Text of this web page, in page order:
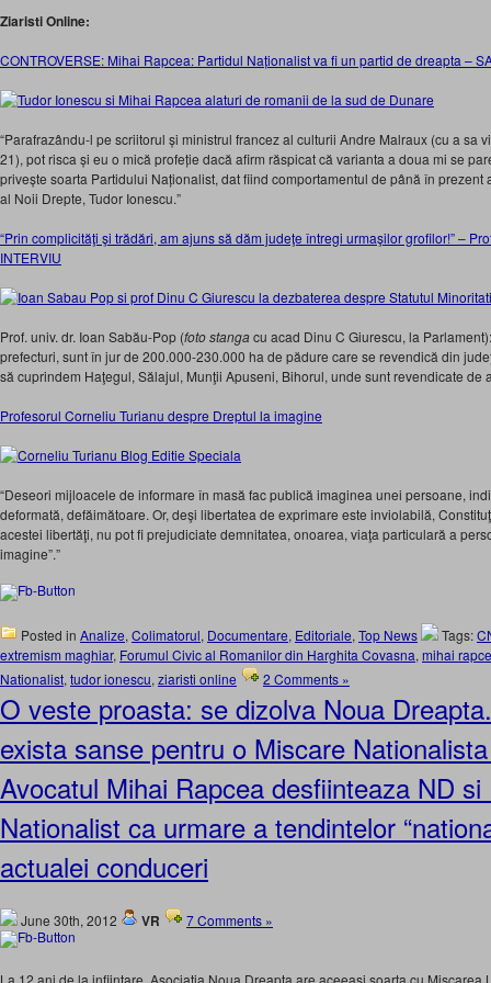
Ziaristi Online:
CONTROVERSE: Mihai Rapcea: Partidul Naționalist va fi un partid de dreapta –
“Parafrazându-l pe scriitorul și ministrul francez al culturii Andre Malraux (cu a sa
21), pot risca și eu o mică profeție dacă afirm răspicat că varianta a doua mi se
privește soarta Partidului Naționalist, dat fiind comportamentul de până în
al Noii Drepte, Tudor Ionescu.”
“Prin complicităţi şi trădări, am ajuns să dăm judeţe întregi urmaşilor grofilor!” –
INTERVIU
Prof. univ. dr. Ioan Sabău-Pop (foto stangacu acad Dinu C Giurescu, la
prefecturi, sunt în jur de 200.000-230.000 ha de pădure care se revendică din
să cuprindem Haţegul, Sălajul, Munţii Apuseni, Bihorul, unde sunt revendicate de
Profesorul Corneliu Turianu despre Dreptul la imagine
“Deseori mijloacele de informare în masă fac publică imaginea unei persoane,
deformată, defăimătoare. Or, deşi libertatea de exprimare este inviolabilă,
acestei libertăţi, nu pot fi prejudiciate demnitatea, onoarea, viaţa particulară a
imagine”.”
Posted in Analize, Colimatorul, Documentare, Editoriale, Top News Tags:
extremism maghiar, Forumul Civic al Romanilor din Harghita Covasna, mihai
Nationalist, tudor ionescu, ziaristi online 2 Comments »
O veste proasta: se dizolva Noua
exista sanse pentru o Miscare
Avocatul Mihai Rapcea desfiinteaza ND si
Nationalist ca urmare a tendintelor
actualei conduceri
June 30th, 2012 VR 7 Comments »